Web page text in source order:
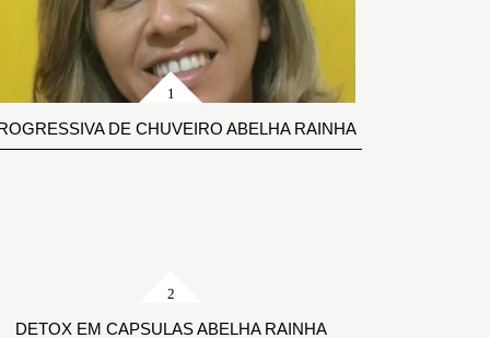
DE CHUVEIRO ABELHA RAINHA
DETOX EM CAPSULAS ABELHA RAINHA